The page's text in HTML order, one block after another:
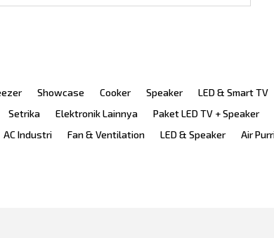
Showcase Cooker Speaker LED & Smart TV
Setrika Elektronik Lainnya Paket LED TV + Speaker
AC Industri Fan & Ventilation LED & Speaker Air